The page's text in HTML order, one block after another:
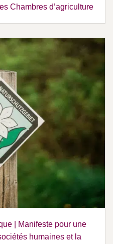
Chambres d’agriculture
| Manifeste pour une
humaines et la